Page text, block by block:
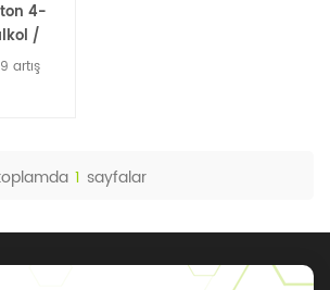
4-
/
99-5
artış
1 sayfalar